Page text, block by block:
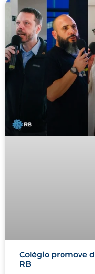
Colégio promove
RB